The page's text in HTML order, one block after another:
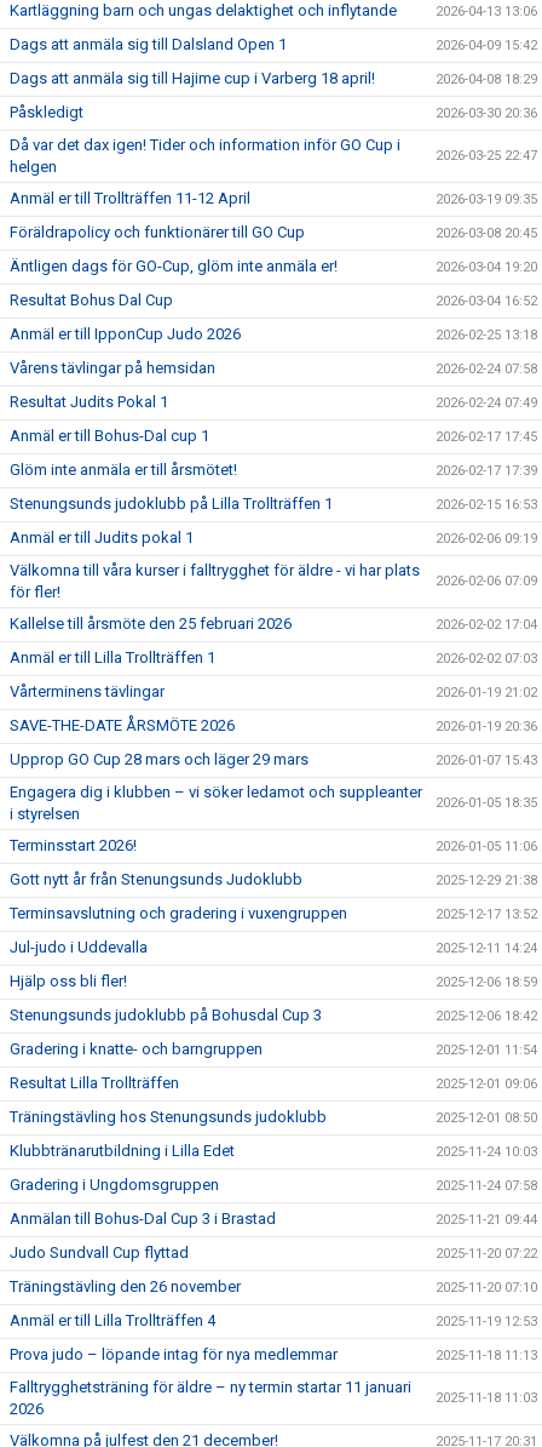
Kartläggning barn och ungas delaktighet och inflytande 2026-04-13 13:06
Dags att anmäla sig till Dalsland Open 1 2026-04-09 15:42
Dags att anmäla sig till Hajime cup i Varberg 18 april! 2026-04-08 18:29
Påskledigt 2026-03-30 20:36
Då var det dax igen! Tider och information inför GO Cup i
helgen
2026-03-25 22:47
Anmäl er till Trollträffen 11-12 April 2026-03-19 09:35
Föräldrapolicy och funktionärer till GO Cup 2026-03-08 20:45
Äntligen dags för GO-Cup, glöm inte anmäla er! 2026-03-04 19:20
Resultat Bohus Dal Cup 2026-03-04 16:52
Anmäl er till IpponCup Judo 2026 2026-02-25 13:18
Vårens tävlingar på hemsidan 2026-02-24 07:58
Resultat Judits Pokal 1 2026-02-24 07:49
Anmäl er till Bohus-Dal cup 1 2026-02-17 17:45
Glöm inte anmäla er till årsmötet! 2026-02-17 17:39
Stenungsunds judoklubb på Lilla Trollträffen 1 2026-02-15 16:53
Anmäl er till Judits pokal 1 2026-02-06 09:19
Välkomna till våra kurser i falltrygghet för äldre - vi har plats
för fler!
2026-02-06 07:09
Kallelse till årsmöte den 25 februari 2026 2026-02-02 17:04
Anmäl er till Lilla Trollträffen 1 2026-02-02 07:03
Vårterminens tävlingar 2026-01-19 21:02
SAVE-THE-DATE ÅRSMÖTE 2026 2026-01-19 20:36
Upprop GO Cup 28 mars och läger 29 mars 2026-01-07 15:43
Engagera dig i klubben – vi söker ledamot och suppleanter
i styrelsen
2026-01-05 18:35
Terminsstart 2026! 2026-01-05 11:06
Gott nytt år från Stenungsunds Judoklubb 2025-12-29 21:38
Terminsavslutning och gradering i vuxengruppen 2025-12-17 13:52
Jul-judo i Uddevalla 2025-12-11 14:24
Hjälp oss bli fler! 2025-12-06 18:59
Stenungsunds judoklubb på Bohusdal Cup 3 2025-12-06 18:42
Gradering i knatte- och barngruppen 2025-12-01 11:54
Resultat Lilla Trollträffen 2025-12-01 09:06
Träningstävling hos Stenungsunds judoklubb 2025-12-01 08:50
Klubbtränarutbildning i Lilla Edet 2025-11-24 10:03
Gradering i Ungdomsgruppen 2025-11-24 07:58
Anmälan till Bohus-Dal Cup 3 i Brastad 2025-11-21 09:44
Judo Sundvall Cup flyttad 2025-11-20 07:22
Träningstävling den 26 november 2025-11-20 07:10
Anmäl er till Lilla Trollträffen 4 2025-11-19 12:53
Prova judo – löpande intag för nya medlemmar 2025-11-18 11:13
Falltrygghetsträning för äldre – ny termin startar 11 januari
2026
2025-11-18 11:03
Välkomna på julfest den 21 december! 2025-11-17 20:31